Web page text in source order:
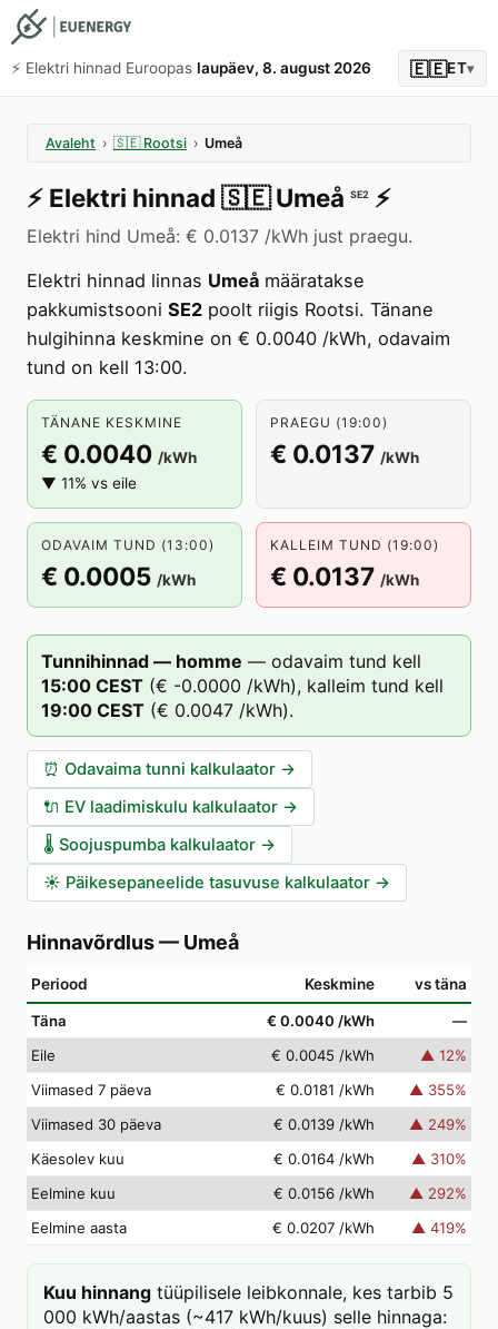
⚡️ Elektri hinnad Euroopas laupäev, 8. august 2026 🇪🇪ET▾
Avaleht › 🇸🇪 Rootsi › Umeå
⚡️ Elektri hinnad 🇸🇪 Umeå SE2 ⚡️
Elektri hind Umeå: € 0.0137 /kWh just praegu.
Elektri hinnad linnas Umeå määratakse
pakkumistsooni SE2 poolt riigis Rootsi. Tänane
hulgihinna keskmine on € 0.0040 /kWh, odavaim
tund on kell 13:00.
TÄNANE KESKMINE
€ 0.0040 /kWh
▼ 11% vs eile
PRAEGU (19:00)
€ 0.0137 /kWh
ODAVAIM TUND (13:00)
€ 0.0005 /kWh
KALLEIM TUND (19:00)
€ 0.0137 /kWh
Tunnihinnad — homme — odavaim tund kell
15:00 CEST (€ -0.0000 /kWh), kalleim tund kell
19:00 CEST (€ 0.0047 /kWh).
⏰ Odavaima tunni kalkulaator →
🔌 EV laadimiskulu kalkulaator →
🌡️ Soojuspumba kalkulaator →
☀️ Päikesepaneelide tasuvuse kalkulaator →
Hinnavõrdlus— Umeå
Periood Keskmine vs täna
Täna € 0.0040 /kWh
—
Eile
€ 0.0045 /kWh ▲ 12%
Viimased 7 päeva
€ 0.0181 /kWh ▲ 355%
Viimased 30 päeva
€ 0.0139 /kWh ▲ 249%
Käesolev kuu
€ 0.0164 /kWh ▲ 310%
Eelmine kuu
€ 0.0156 /kWh ▲ 292%
Eelmine aasta
€ 0.0207 /kWh ▲ 419%
Kuu hinnang tüüpilisele leibkonnale, kes tarbib 5
000 kWh/aastas (~417 kWh/kuus) selle hinnaga: